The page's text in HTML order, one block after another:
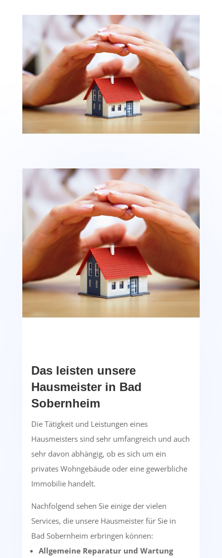
Das leisten unsere
Hausmeister in Bad
Sobernheim
Die Tätigkeit und Leistungen eines
Hausmeisters sind sehr umfangreich und auch
sehr davon abhängig, ob es sich um ein
privates Wohngebäude oder eine gewerbliche
Immobilie handelt.
Nachfolgend sehen Sie einige der vielen
Services, die unsere Hausmeister für Sie in
Bad Sobernheim erbringen können:
Allgemeine Reparatur und Wartung